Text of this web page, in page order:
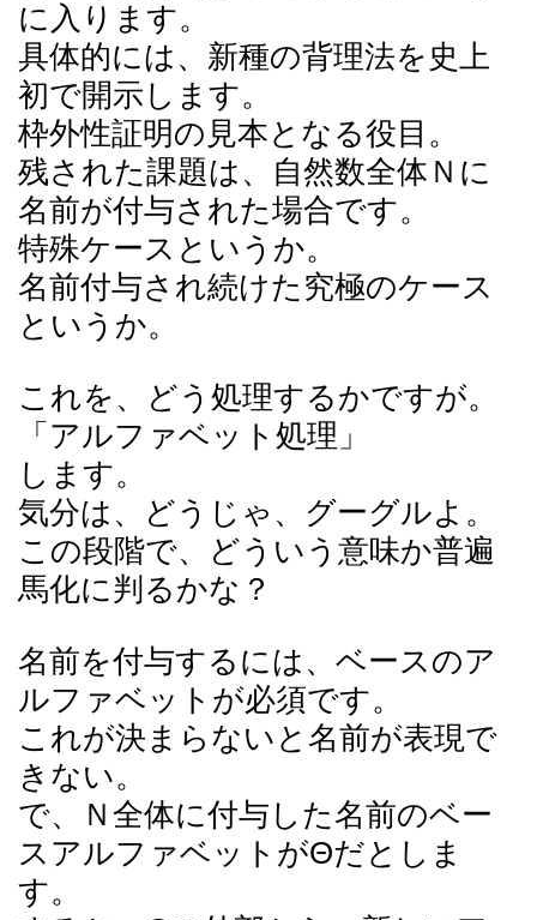
に入ります。
具体的には、新種の背理法を史上
初で開示します。
枠外性証明の見本となる役目。
残された課題は、自然数全体Ｎに
名前が付与された場合です。
特殊ケースというか。
名前付与され続けた究極のケース
というか。
これを、どう処理するかですが。
「アルファベット処理」
します。
気分は、どうじゃ、グーグルよ。
この段階で、どういう意味か普遍
馬化に判るかな？
名前を付与するには、ベースのア
ルファベットが必須です。
これが決まらないと名前が表現で
きない。
で、Ｎ全体に付与した名前のベー
スアルファベットがΘだとしま
す。